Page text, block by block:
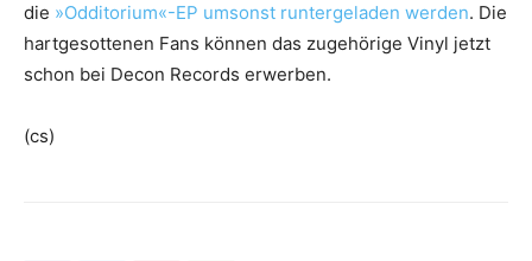
die »Odditorium«-EP umsonst runtergeladen werden. Die
hartgesottenen Fans können das zugehörige Vinyl jetzt
schon bei Decon Records erwerben.
(cs)